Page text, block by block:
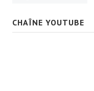
CHAÎNE YOUTUBE